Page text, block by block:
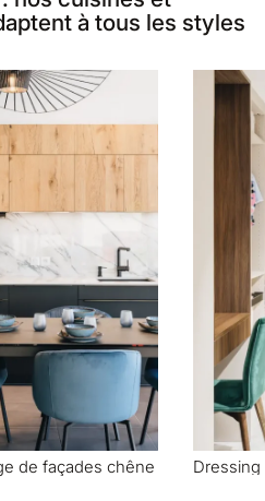
à tous les styles
de façades chêne